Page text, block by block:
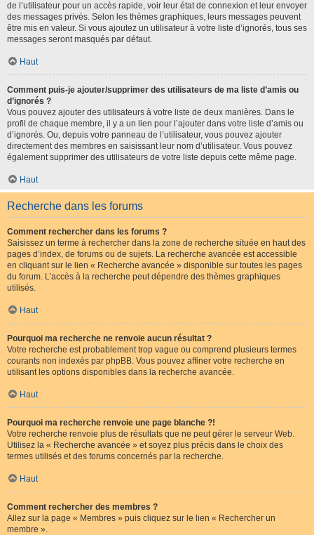
de l’utilisateur pour un accès rapide, voir leur état de connexion et leur envoyer
des messages privés. Selon les thèmes graphiques, leurs messages peuvent
être mis en valeur. Si vous ajoutez un utilisateur à votre liste d’ignorés, tous ses
messages seront masqués par défaut.
Haut
Comment puis-je ajouter/supprimer des utilisateurs de ma liste d’amis ou
d’ignorés ?
Vous pouvez ajouter des utilisateurs à votre liste de deux manières. Dans le
profil de chaque membre, il y a un lien pour l’ajouter dans votre liste d’amis ou
d’ignorés. Ou, depuis votre panneau de l’utilisateur, vous pouvez ajouter
directement des membres en saisissant leur nom d’utilisateur. Vous pouvez
également supprimer des utilisateurs de votre liste depuis cette même page.
Haut
Recherche dans les forums
Comment rechercher dans les forums ?
Saisissez un terme à rechercher dans la zone de recherche située en haut des
pages d’index, de forums ou de sujets. La recherche avancée est accessible
en cliquant sur le lien « Recherche avancée » disponible sur toutes les pages
du forum. L’accès à la recherche peut dépendre des thèmes graphiques
utilisés.
Haut
Pourquoi ma recherche ne renvoie aucun résultat ?
Votre recherche est probablement trop vague ou comprend plusieurs termes
courants non indexés par phpBB. Vous pouvez affiner votre recherche en
utilisant les options disponibles dans la recherche avancée.
Haut
Pourquoi ma recherche renvoie une page blanche ?!
Votre recherche renvoie plus de résultats que ne peut gérer le serveur Web.
Utilisez la « Recherche avancée » et soyez plus précis dans le choix des
termes utilisés et des forums concernés par la recherche.
Haut
Comment rechercher des membres ?
Allez sur la page « Membres » puis cliquez sur le lien « Rechercher un
membre ».